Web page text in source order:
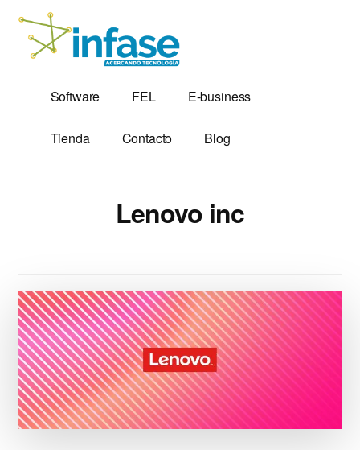
contenido
Additional
menu
Soluciones
Tecnológicas
desde
1,999
Electrónica
Software FEL E-business
Tienda Contacto Blog
Lenovo inc